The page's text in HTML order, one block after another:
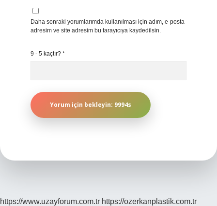
Daha sonraki yorumlarımda kullanılması için adım, e-posta
adresim ve site adresim bu tarayıcıya kaydedilsin.
9 - 5 kaçtır? *
https://www.uzayforum.com.tr https://ozerkanplastik.com.tr